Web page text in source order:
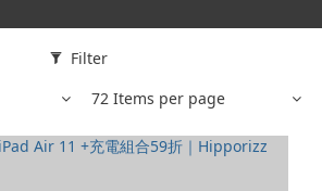
Filter
72 Items per page